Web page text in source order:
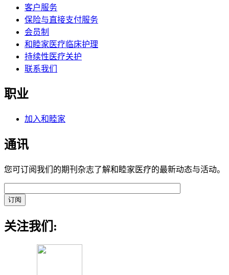
客户服务
保险与直接支付服务
会员制
和睦家医疗临床护理
持续性医疗关护
联系我们
职业
加入和睦家
通讯
您可订阅我们的期刊杂志了解和睦家医疗的最新动态与活动。
关注我们: